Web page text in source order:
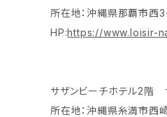
所在地：沖縄県那覇市
HP:https://www.loisir-
サザンビーチホテル2階
所在地：沖縄県糸満市西